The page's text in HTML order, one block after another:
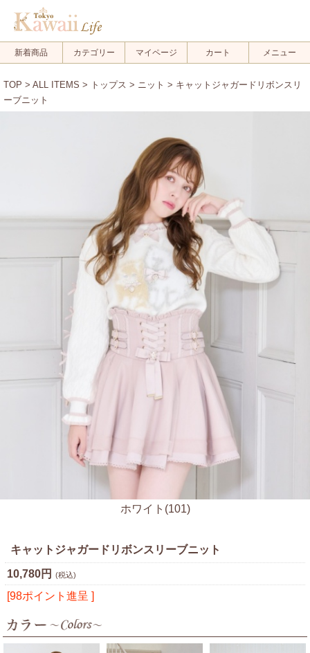
新着商品 カテゴリー マイページ カート メニュー
TOP > ALL ITEMS > トップス > ニット > キャットジャガードリボンスリ
ーブニット
ホワイト(101)
キャットジャガードリボンスリーブニット
10,780円 (税込)
[98ポイント進呈 ]